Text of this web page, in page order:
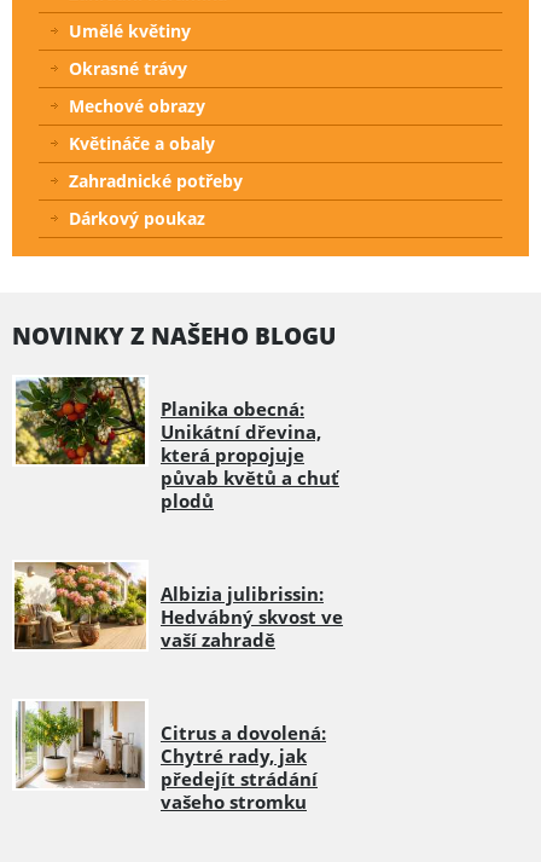
Umělé květiny
Okrasné trávy
Mechové obrazy
Květináče a obaly
Zahradnické potřeby
Dárkový poukaz
NOVINKY Z NAŠEHO BLOGU
Planika obecná:
Unikátní dřevina,
která propojuje
půvab květů a chuť
plodů
Albizia julibrissin:
Hedvábný skvost ve
vaší zahradě
Citrus a dovolená:
Chytré rady, jak
předejít strádání
vašeho stromku